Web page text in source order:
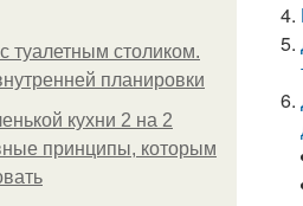
туалетным столиком.
планировки
кухни 2 на 2
принципы, которым